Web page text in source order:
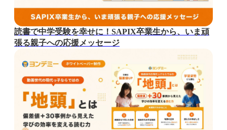
読書で中学受験を幸せに！SAPIX卒業生から、いま頑
張る親子への応援メッセージ